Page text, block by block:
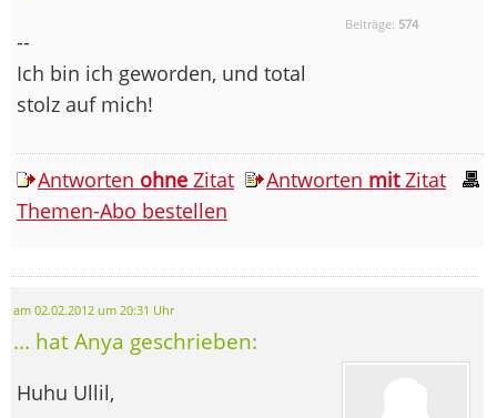
Beiträge: 574
--
Ich bin ich geworden, und total
stolz auf mich!
Antworten ohne Zitat Antworten mitZitat
Themen-Abo bestellen
am 02.02.2012 um 20:31 Uhr
... hat Anya geschrieben:
Huhu Ullil,